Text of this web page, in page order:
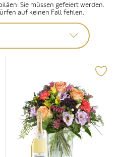
Sie müssen gefeiert werden.
auf keinen Fall fehlen.